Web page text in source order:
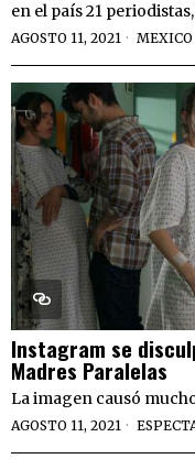
en el país 21
AGOSTO 11, 2021 MEXICO
Instagram se
Madres Paralelas
La imagen causó
AGOSTO 11, 2021